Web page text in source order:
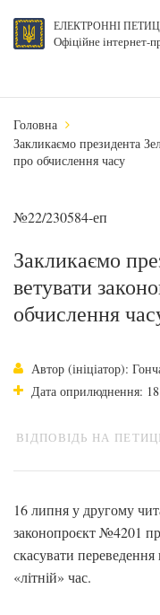
ЕЛЕКТРОННІ
Офіційне інтернет-
Головна
Закликаємо президента
про обчислення часу
№22/230584-еп
Закликаємо
ветувати
обчислення
Автор (ініціатор):
Дата оприлюднення:
ВІДПОВІДЬ НА
16 липня у другому
законопроєкт №4201
скасувати
«літній» час.